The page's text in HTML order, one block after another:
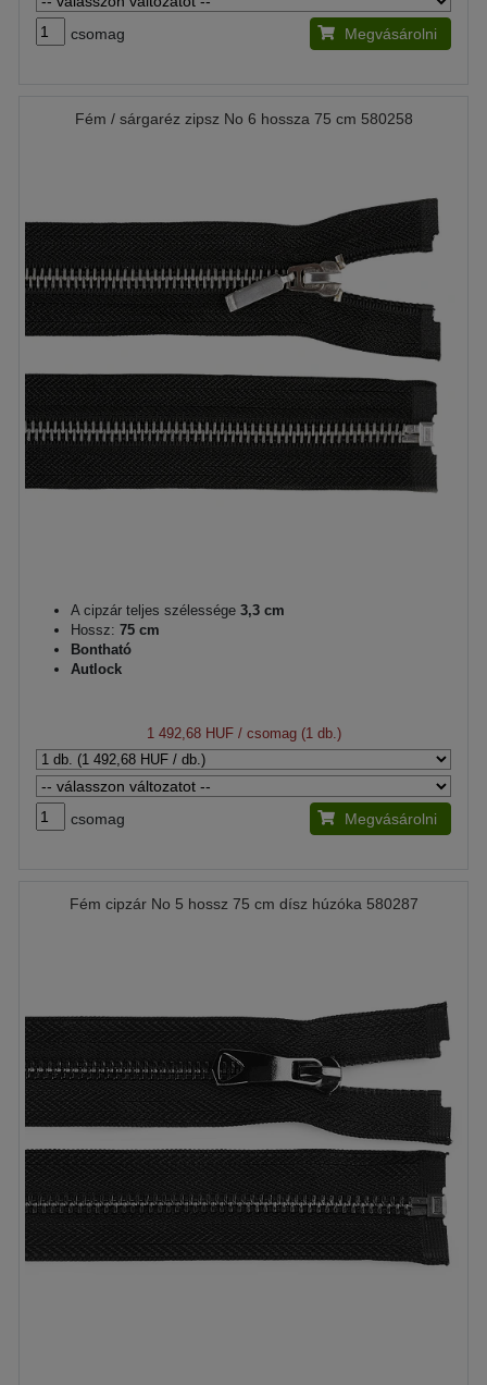
csomag Megvásárolni
Fém / sárgaréz zipsz No 6 hossza 75 cm 580258
A cipzár teljes szélessége 3,3 cm
Hossz: 75 cm
Bontható
Autlock
1 492,68 HUF/ csomag (1 db.)
csomag Megvásárolni
Fém cipzár No 5 hossz 75 cm dísz húzóka 580287